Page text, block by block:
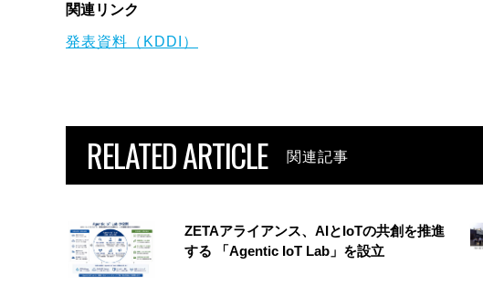
関連リンク
発表資料（KDDI）
RELATED ARTICLE 関連記事
ZETAアライアンス、AIとIoTの共創を推進
する 「Agentic IoT Lab」を設立